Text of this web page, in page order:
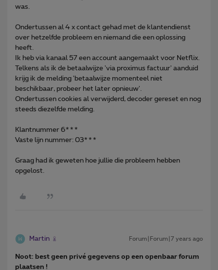
was.
Ondertussen al 4 x contact gehad met de klantendienst
over hetzelfde probleem en niemand die een oplossing
heeft.
Ik heb via kanaal 57 een account aangemaakt voor Netflix.
Telkens als ik de betaalwijze 'via proximus factuur' aanduid
krijg ik de melding 'betaalwijze momenteel niet
beschikbaar, probeer het later opnieuw'.
Ondertussen cookies al verwijderd, decoder gereset en nog
steeds diezelfde melding.
Klantnummer 6***
Vaste lijn nummer: 03***
Graag had ik geweten hoe jullie die probleem hebben
opgelost.
Martin Forum|Forum|7 years ago
Noot: best geen privé gegevens op een openbaar forum
plaatsen !